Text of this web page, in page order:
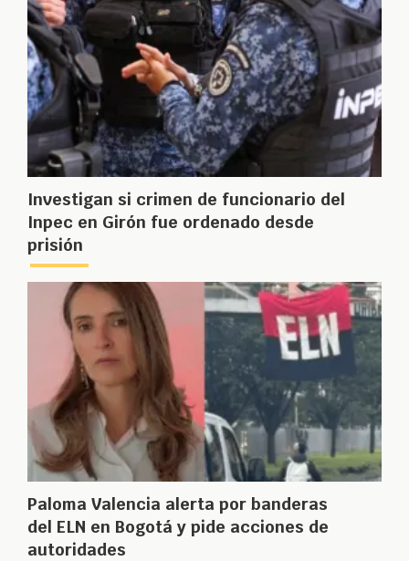
Investigan si crimen de funcionario del
Inpec en Girón fue ordenado desde
prisión
Paloma Valencia alerta por banderas
del ELN en Bogotá y pide acciones de
autoridades